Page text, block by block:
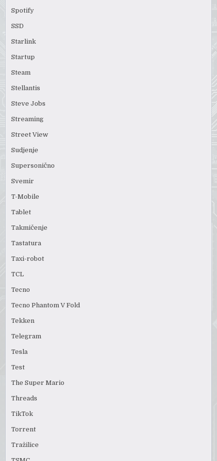
Spotify
SSD
Starlink
Startup
Steam
Stellantis
Steve Jobs
Streaming
Street View
Sudjenje
Supersonično
Svemir
T-Mobile
Tablet
Takmičenje
Tastatura
Taxi-robot
TCL
Tecno
Tecno Phantom V Fold
Tekken
Telegram
Tesla
Test
The Super Mario
Threads
TikTok
Torrent
Tražilice